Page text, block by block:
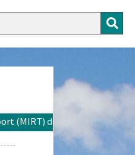
d.d. 8 januari 2026